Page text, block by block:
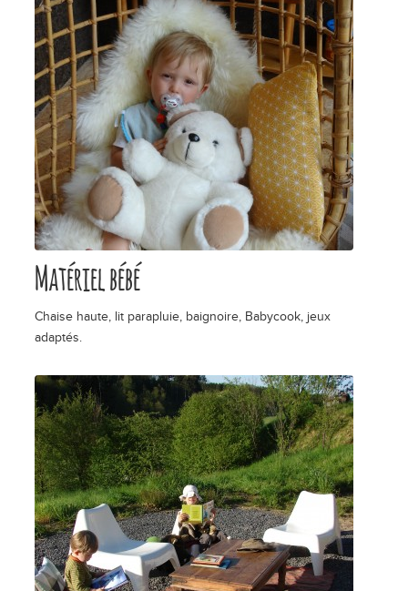
Matériel bébé
Chaise haute, lit parapluie, baignoire, Babycook, jeux
adaptés.